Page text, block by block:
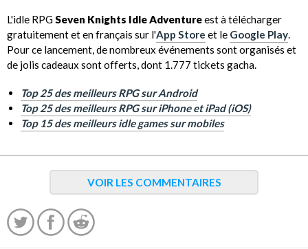
L'idle RPGSeven Knights Idle Adventureest à télécharger
gratuitement et en français sur l'App Store et le Google Play.
Pour ce lancement, de nombreux événements sont organisés et
de jolis cadeaux sont offerts, dont 1.777 tickets gacha.
Top 25 des meilleurs RPG sur Android
Top 25 des meilleurs RPG sur iPhone et iPad (iOS)
Top 15 des meilleurs idle games sur mobiles
VOIR LES COMMENTAIRES